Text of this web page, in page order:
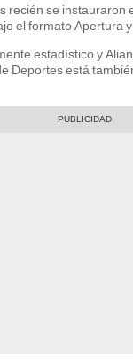
recién se instauraron
el formato Apertura y
estadístico y
Deportes está